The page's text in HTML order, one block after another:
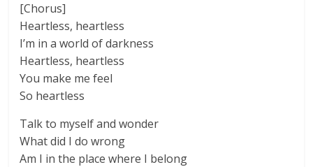
[Chorus]
Heartless, heartless
I’m in a world of darkness
Heartless, heartless
You make me feel
So heartless
Talk to myself and wonder
What did I do wrong
Am I in the place where I belong